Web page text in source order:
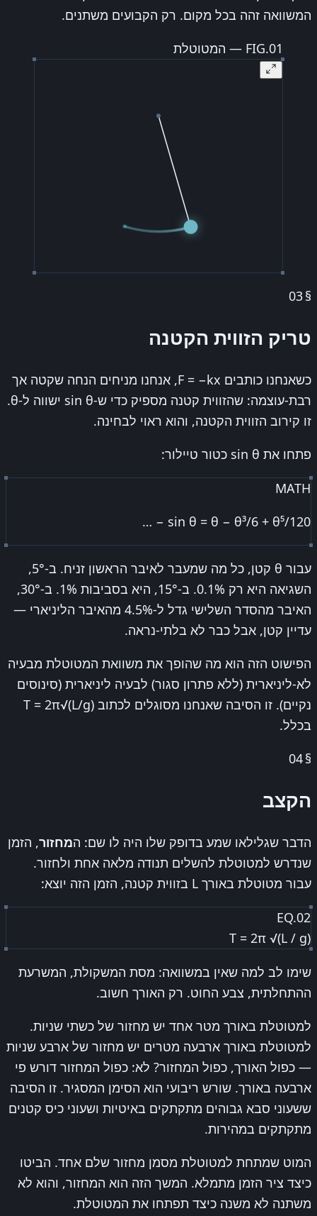
המשוואה זהה בכל מקום. רק הקבועים משתנים.
FIG.01 — המטוטלת
§
03
טריק הזווית הקטנה
כשאנחנו כותבים F = −kx, אנחנו מניחים הנחה שקטה אך
רבת-עוצמה: שהזווית קטנה מספיק כדי ש-sin θ ישווה ל-θ.
זו קירוב הזווית הקטנה, והוא ראוי לבחינה.
פתחו את sin θ כטור טיילור:
MATH
sin θ = θ − θ³/6 + θ⁵/120 − …
עבור θ קטן, כל מה שמעבר לאיבר הראשון זניח. ב-5°,
השגיאה היא רק 0.1%. ב-15°, היא בסביבות 1%. ב-30°,
האיבר מהסדר השלישי גדל ל-4.5% מהאיבר הליניארי —
עדיין קטן, אבל כבר לא בלתי-נראה.
הפישוט הזה הוא מה שהופך את משוואת המטוטלת מבעיה
לא-ליניארית (ללא פתרון סגור) לבעיה ליניארית (סינוסים
נקיים). זו הסיבה שאנחנו מסוגלים לכתוב T = 2π√(L/g)
בכלל.
§
04
הקצב
הדבר שגלילאו שמע בדופק שלו היה לו שם: המחזור, הזמן
שנדרש למטוטלת להשלים תנודה מלאה אחת ולחזור.
עבור מטוטלת באורך L בזווית קטנה, הזמן הזה יוצא:
EQ.02
T = 2π √(L / g)
שימו לב למה שאין במשוואה: מסת המשקולת, המשרעת
ההתחלתית, צבע החוט. רק האורך חשוב.
למטוטלת באורך מטר אחד יש מחזור של כשתי שניות.
למטוטלת באורך ארבעה מטרים יש מחזור של ארבע שניות
— כפול האורך, כפול המחזור? לא: כפול המחזור דורש פי
ארבעה באורך. שורש ריבועי הוא הסימן המסגיר. זו הסיבה
ששעוני סבא גבוהים מתקתקים באיטיות ושעוני כיס קטנים
מתקתקים במהירות.
המוט שמתחת למטוטלת מסמן מחזור שלם אחד. הביטו
כיצד ציר הזמן מתמלא. המשך הזה הוא המחזור, והוא לא
משתנה לא משנה כיצד תפתחו את המטוטלת.